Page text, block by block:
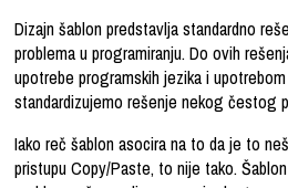
Dizajn šablon predstavlja standardno
problema u programiranju. Do ovih
upotrebe programskih jezika i
standardizujemo rešenje nekog čestog
Iako reč šablon asocira na to da je to
pristupu Copy/Paste, to nije tako.